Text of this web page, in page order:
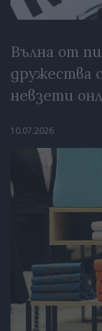
Вълна от
дружества
невзети
10.07.2026